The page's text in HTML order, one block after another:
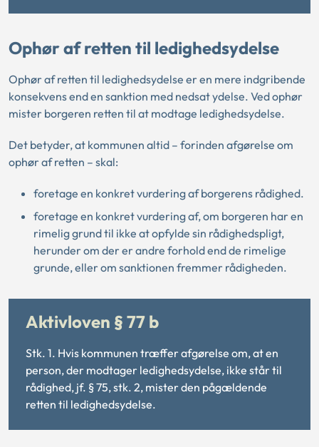
Ophør af retten til ledighedsydelse
Ophør af retten til ledighedsydelse er en mere indgribende
konsekvens end en sanktion med nedsat ydelse. Ved ophør
mister borgeren retten til at modtage ledighedsydelse.
Det betyder, at kommunen altid – forinden afgørelse om
ophør af retten – skal:
foretage en konkret vurdering af borgerens rådighed.
foretage en konkret vurdering af, om borgeren har en
rimelig grund til ikke at opfylde sin rådighedspligt,
herunder om der er andre forhold end de rimelige
grunde, eller om sanktionen fremmer rådigheden.
Aktivloven § 77 b
Stk. 1. Hvis kommunen træffer afgørelse om, at en
person, der modtager ledighedsydelse, ikke står til
rådighed, jf. § 75, stk. 2, mister den pågældende
retten til ledighedsydelse.